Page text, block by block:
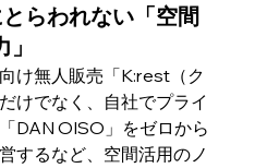
らわれない「空間
け無人販売「K:rest（ク
けでなく、自社でプライ
DAN OISO」をゼロから
するなど、空間活用のノ